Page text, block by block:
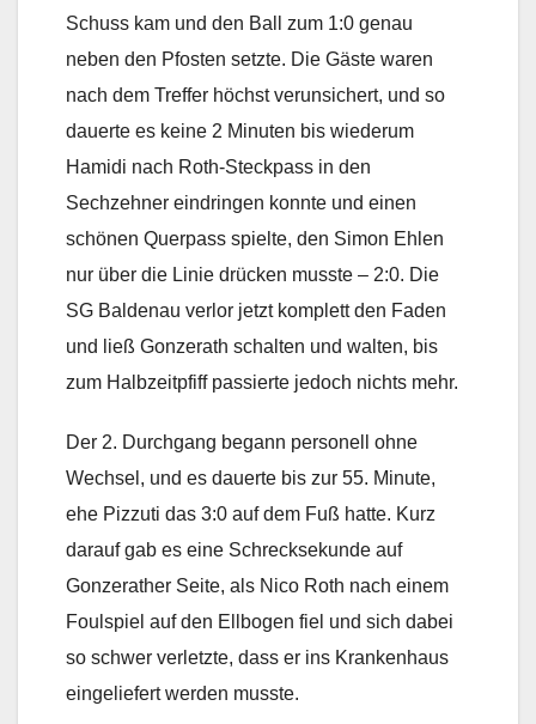
Schuss kam und den Ball zum 1:0 genau
neben den Pfosten setzte. Die Gäste waren
nach dem Treffer höchst verunsichert, und so
dauerte es keine 2 Minuten bis wiederum
Hamidi nach Roth-Steckpass in den
Sechzehner eindringen konnte und einen
schönen Querpass spielte, den Simon Ehlen
nur über die Linie drücken musste – 2:0. Die
SG Baldenau verlor jetzt komplett den Faden
und ließ Gonzerath schalten und walten, bis
zum Halbzeitpfiff passierte jedoch nichts mehr.
Der 2. Durchgang begann personell ohne
Wechsel, und es dauerte bis zur 55. Minute,
ehe Pizzuti das 3:0 auf dem Fuß hatte. Kurz
darauf gab es eine Schrecksekunde auf
Gonzerather Seite, als Nico Roth nach einem
Foulspiel auf den Ellbogen fiel und sich dabei
so schwer verletzte, dass er ins Krankenhaus
eingeliefert werden musste.